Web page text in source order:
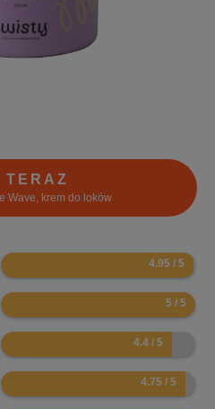
TERAZ
Wave, krem do loków
9.9
10
8.8
9.5